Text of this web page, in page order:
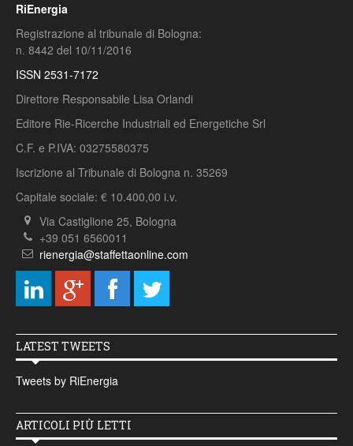
RiEnergia
Registrazione al tribunale di Bologna:
n. 8442 del 10/11/2016
ISSN 2531-7172
Direttore Responsabile Lisa Orlandi
Editore Rie-Ricerche Industriali ed Energetiche Srl
C.F. e P.IVA: 03275580375
Iscrizione al Tribunale di Bologna n. 35269
Capitale sociale: € 10.400,00 i.v.
Via Castiglione 25, Bologna
+39 051 6560011
rienergia@staffettaonline.com
LATEST TWEETS
Tweets by RiEnergia
ARTICOLI PIÙ LETTI